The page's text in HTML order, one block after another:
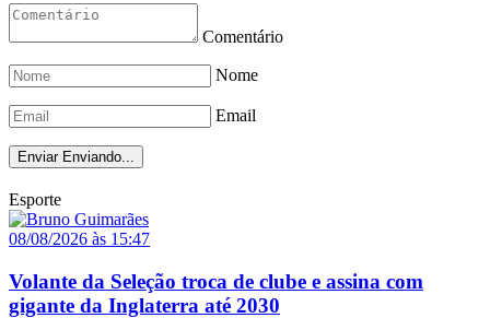
Comentário
Nome
Email
Enviar Enviando...
Esporte
08/08/2026 às 15:47
Volante da Seleção troca de clube e assina com
gigante da Inglaterra até 2030